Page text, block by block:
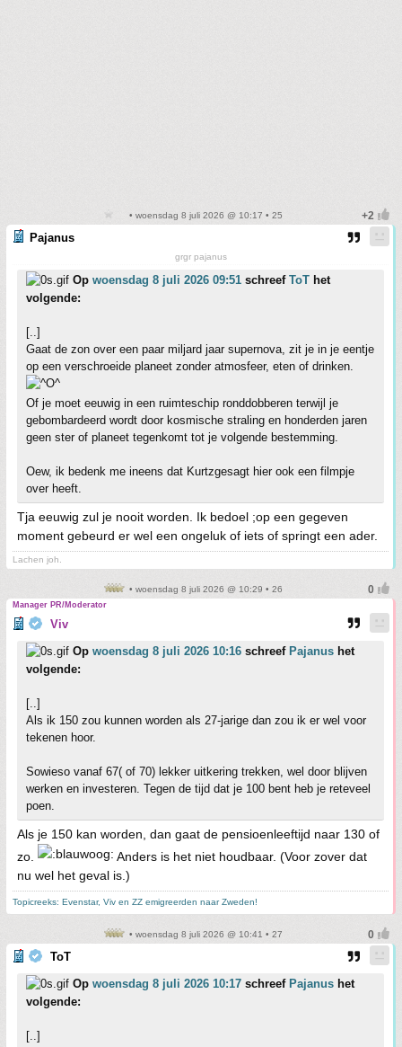
• woensdag 8 juli 2026 @ 10:17 • 25
Pajanus
grgr pajanus
Op woensdag 8 juli 2026 09:51 schreef ToT het
volgende:
[..]
Gaat de zon over een paar miljard jaar supernova, zit je in je eentje
op een verschroeide planeet zonder atmosfeer, eten of drinken.
Of je moet eeuwig in een ruimteschip ronddobberen terwijl je
gebombardeerd wordt door kosmische straling en honderden jaren
geen ster of planeet tegenkomt tot je volgende bestemming.
Oew, ik bedenk me ineens dat Kurtzgesagt hier ook een filmpje
over heeft.
Tja eeuwig zul je nooit worden. Ik bedoel ;op een gegeven
moment gebeurd er wel een ongeluk of iets of springt een ader.
Lachen joh.
• woensdag 8 juli 2026 @ 10:29 • 26
Manager PR/Moderator
Viv
Op woensdag 8 juli 2026 10:16 schreef Pajanus het
volgende:
[..]
Als ik 150 zou kunnen worden als 27-jarige dan zou ik er wel voor
tekenen hoor.
Sowieso vanaf 67( of 70) lekker uitkering trekken, wel door blijven
werken en investeren. Tegen de tijd dat je 100 bent heb je reteveel
poen.
Als je 150 kan worden, dan gaat de pensioenleeftijd naar 130 of
zo.
Anders is het niet houdbaar. (Voor zover dat
nu wel het geval is.)
Topicreeks: Evenstar, Viv en ZZ emigreerden naar Zweden!
• woensdag 8 juli 2026 @ 10:41 • 27
ToT
Op woensdag 8 juli 2026 10:17 schreef Pajanus het
volgende:
[..]